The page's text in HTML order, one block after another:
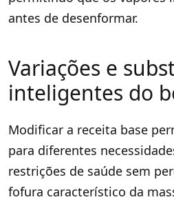
antes de desenformar.
Variações e
inteligentes do
Modificar a receita base
para diferentes
restrições de saúde sem
fofura característico da